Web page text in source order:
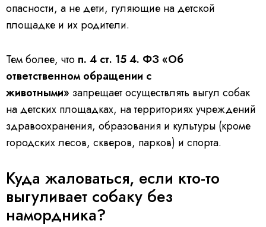
опасности, а не дети, гуляющие на детской
площадке и их родители.
Тем более, что п. 4 ст. 15 4. ФЗ «Об
ответственном обращении с
животными» запрещает осуществлять выгул собак
на детских площадках, на территориях учреждений
здравоохранения, образования и культуры (кроме
городских лесов, скверов, парков) и спорта.
Куда жаловаться, если кто-то
выгуливает собаку без
намордника?